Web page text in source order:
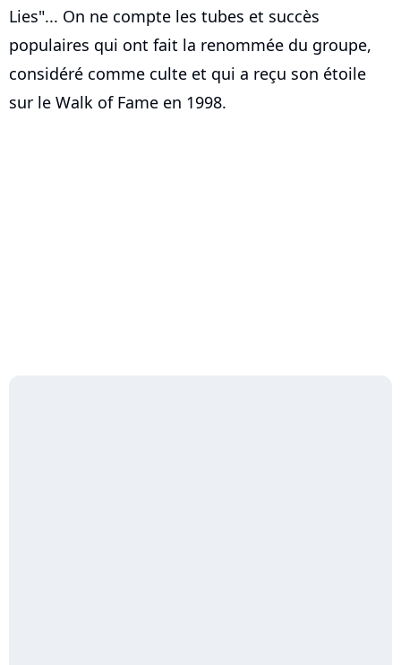
Lies"... On ne compte les tubes et succès
populaires qui ont fait la renommée du groupe,
considéré comme culte et qui a reçu son étoile
sur le Walk of Fame en 1998.